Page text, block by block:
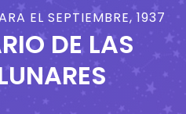
EL SEPTIEMBRE, 1937
DE LAS